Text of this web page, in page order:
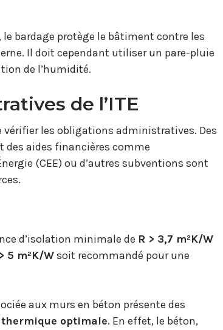
bardage protège le bâtiment contre les
Il doit cependant utiliser un pare-pluie
de l’humidité.
de l’ITE
vérifier les obligations administratives. Des
des aides financières comme
(CEE) ou d’autres subventions sont
d’isolation minimale de R > 3,7 m²K/W
5 m²K/Wsoit recommandé pour une
aux murs en béton présente des
optimale. En effet, le béton,